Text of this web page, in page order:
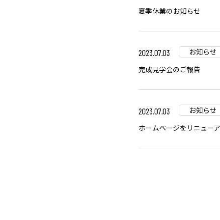
夏季休業のお知らせ
2023.07.03
お知らせ
完成見学会のご報告
2023.07.03
お知らせ
ホームページをリニュー